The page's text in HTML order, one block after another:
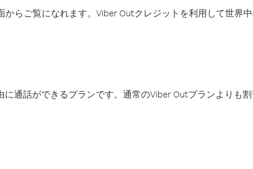
らご覧になれます。Viber Outクレジットを利用して世界
通話ができるプランです。通常のViber Outプランよりも